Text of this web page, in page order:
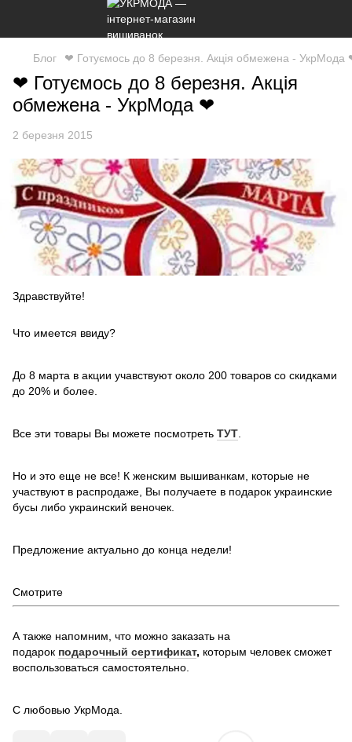
Блог ❤ Готуємось до 8 березня. Акція обмежена - УкрМода
❤ Готуємось до 8 березня. Акція
обмежена - УкрМода ❤
2 березня 2015
Здравствуйте!
Что имеется ввиду?
До 8 марта в акции учавствуют около 200 товаров со скидками
до 20% и более.
Все эти товары Вы можете посмотреть ТУТ.
Но и это еще не все! К женским вышиванкам, которые не
участвуют в распродаже, Вы получаете в подарок украинские
бусы либо украинский веночек.
Предложение актуально до конца недели!
Смотрите
А также напомним, что можно заказать на
подарок подарочный сертификат, которым человек сможет
воспользоваться самостоятельно.
С любовью УкрМода.